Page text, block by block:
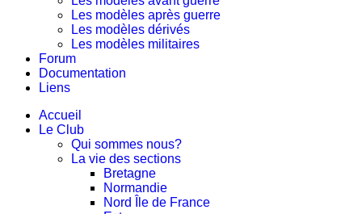
Les modèles après guerre
Les modèles dérivés
Les modèles militaires
Forum
Documentation
Liens
Accueil
Le Club
Qui sommes nous?
La vie des sections
Bretagne
Normandie
Nord Île de France